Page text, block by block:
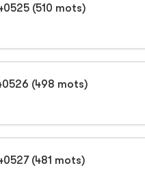
(510 mots)
(498 mots)
(481 mots)